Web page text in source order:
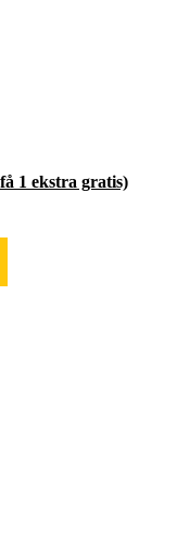
1 ekstra gratis)